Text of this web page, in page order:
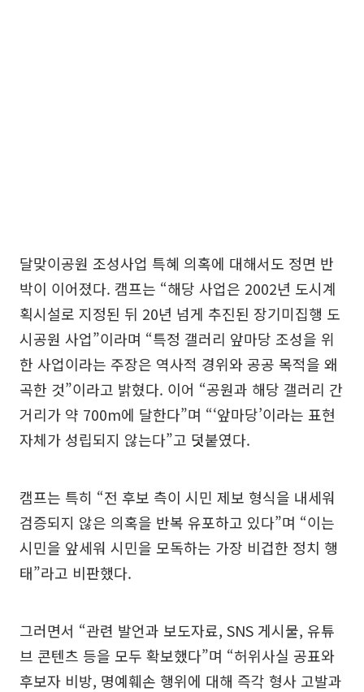
달맞이공원 조성사업 특혜 의혹에 대해서도 정면 반
박이 이어졌다. 캠프는 “해당 사업은 2002년 도시계
획시설로 지정된 뒤 20년 넘게 추진된 장기미집행 도
시공원 사업”이라며 “특정 갤러리 앞마당 조성을 위
한 사업이라는 주장은 역사적 경위와 공공 목적을 왜
곡한 것”이라고 밝혔다. 이어 “공원과 해당 갤러리 간
거리가 약 700m에 달한다”며 “‘앞마당’이라는 표현
자체가 성립되지 않는다”고 덧붙였다.
캠프는 특히 “전 후보 측이 시민 제보 형식을 내세워
검증되지 않은 의혹을 반복 유포하고 있다”며 “이는
시민을 앞세워 시민을 모독하는 가장 비겁한 정치 행
태”라고 비판했다.
그러면서 “관련 발언과 보도자료, SNS 게시물, 유튜
브 콘텐츠 등을 모두 확보했다”며 “허위사실 공표와
후보자 비방, 명예훼손 행위에 대해 즉각 형사 고발과